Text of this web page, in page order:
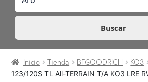
o
i
l
o
Buscar
Inicio Tienda BFGOODRICH KO3
123/120S TL All-TERRAIN T/A KO3 LRE